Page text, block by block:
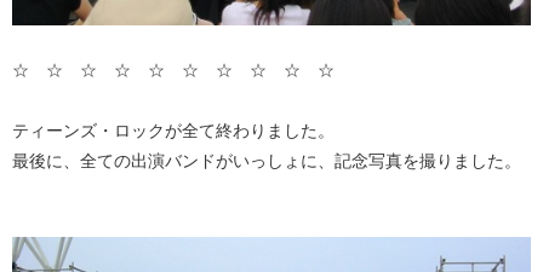
☆ ☆ ☆ ☆ ☆ ☆ ☆ ☆ ☆ ☆
ティーンズ・ロックが全て終わりました。
最後に、全ての出演バンドがいっしょに、記念写真を撮りました。